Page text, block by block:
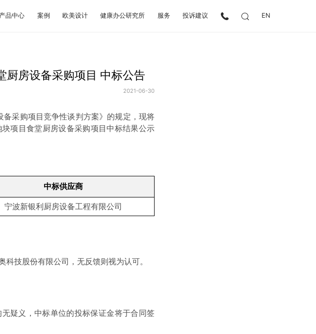
产品中心 案例 欧美设计 健康办公研究所 服务 投诉建议 EN
厨房设备采购项目 中标公告
2021-06-30
备采购项目竞争性谈判方案》的规定，现将
项目食堂厨房设备采购项目中标结果公示
中标供应商
宁波新银利厨房设备工程有限公司
技股份有限公司，无反馈则视为认可。
疑义，中标单位的投标保证金将于合同签